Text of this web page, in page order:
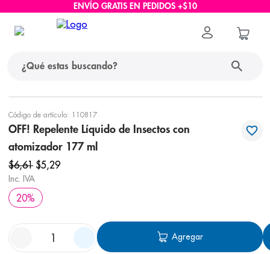
ENVÍO GRATIS EN PEDIDOS +$10
Código de artículo: 110817
OFF! Repelente Líquido de Insectos con
atomizador 177 ml
$6,61 $5,29
Inc. IVA
20%
Agregar
1 . protector solar
3.
4. cerave
bioderma